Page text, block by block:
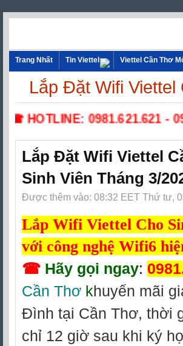
Trang Nhất Tin Viettel Viettel Cần Thơ
Lắp Đặt Wifi Viettel
☎ HOTLINE: 0981.621.621 -
Lắp Đặt Wifi Viettel
Sinh Viên Tháng 3/
Được thêm vào: 08:32 EET Thứ tư,
Lắp Wifi Viettel Cho
với công nghệ Wifi6
☎ Hãy gọi ngay:
Cần Thơ khuyến mãi
Đình tại Cần Thơ, thời
chỉ 12 giờ sau khi ký